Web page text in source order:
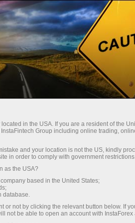
vous accédez à
effet de levier
parmi les meilleurs
du
des conditions
pour le trading
sur l’autoroute
in the USA. If you are a resident of the
Group including online trading,
and your location is not the US, kindly
in order to comply with government
as the USA?
based in the United States;
database.
or not by clicking the relevant button below. If
not be able to open an account with InstaForex